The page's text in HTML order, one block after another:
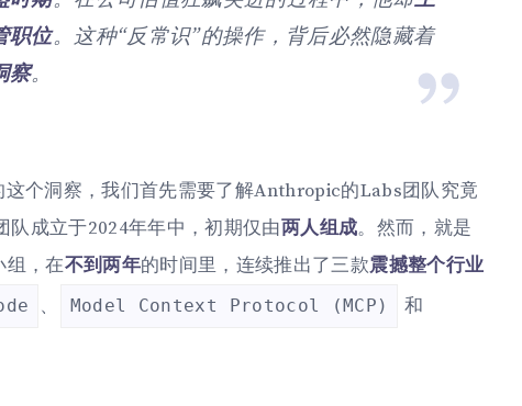
职位。这种“反常识”的操作，背后必然隐藏着
察。
个洞察，我们首先需要了解Anthropic的Labs团队究竟
队成立于2024年年中，初期仅由两人组成。然而，就是
组，在不到两年的时间里，连续推出了三款震撼整个行业
、 Model Context Protocol (MCP) 和